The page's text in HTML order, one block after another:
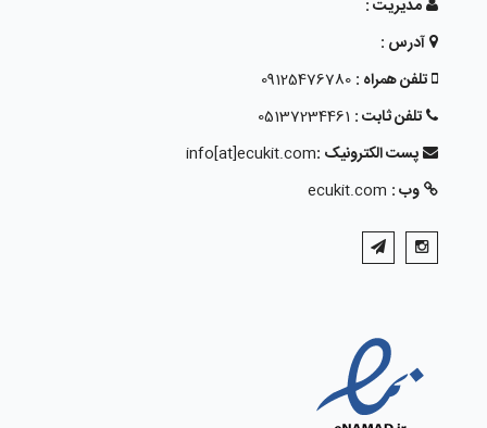
مدیریت :
آدرس :
تلفن همراه : 09125476780
تلفن ثابت : 05137234461
پست الکترونیک :info[at]ecukit.com
وب : ecukit.com